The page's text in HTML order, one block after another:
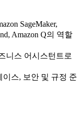
SageMaker,
Amazon Q의 역할
니스 어시스턴트로
스, 보안 및 규정 준